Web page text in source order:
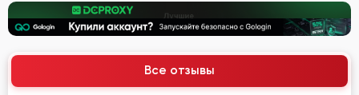
Все отзывы